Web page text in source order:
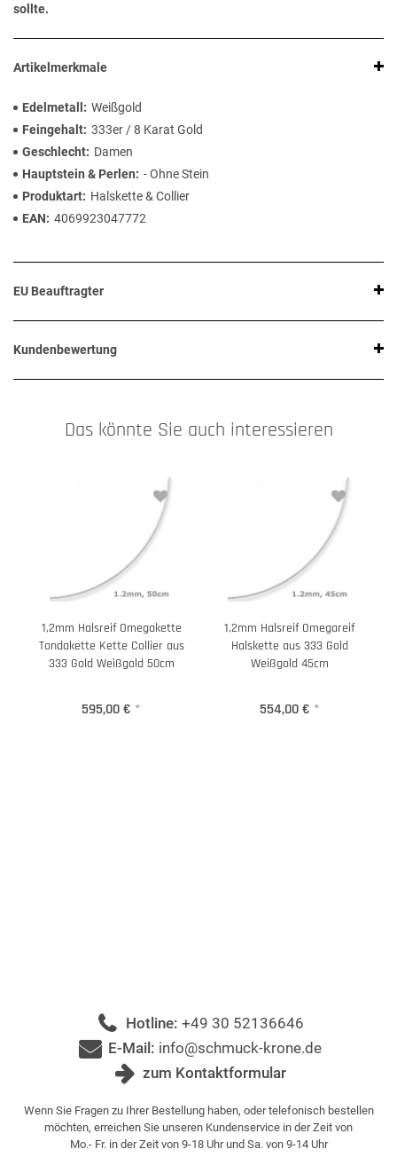
sollte.
Artikelmerkmale
Edelmetall
Weißgold
Feingehalt 333er / 8 Karat Gold
Geschlecht
Damen
Hauptstein & Perlen
- Ohne Stein
Produktart
Halskette & Collier
EAN
4069923047772
EU Beauftragter
Kundenbewertung
Das könnte Sie auch interessieren
1,2mm Halsreif Omegakette
Tondakette Kette Collier aus
333 Gold Weißgold 50cm
595,00 € *
1,2mm Halsreif Omegareif
Halskette aus 333 Gold
Weißgold 45cm
554,00 € *
Hotline: +49 30 52136646
E-Mail: info@schmuck-krone.de
zum Kontaktformular
Wenn Sie Fragen zu Ihrer Bestellung haben, oder telefonisch bestellen
möchten, erreichen Sie unseren Kundenservice in der Zeit von
Mo.- Fr. in der Zeit von 9-18 Uhr und Sa. von 9-14 Uhr